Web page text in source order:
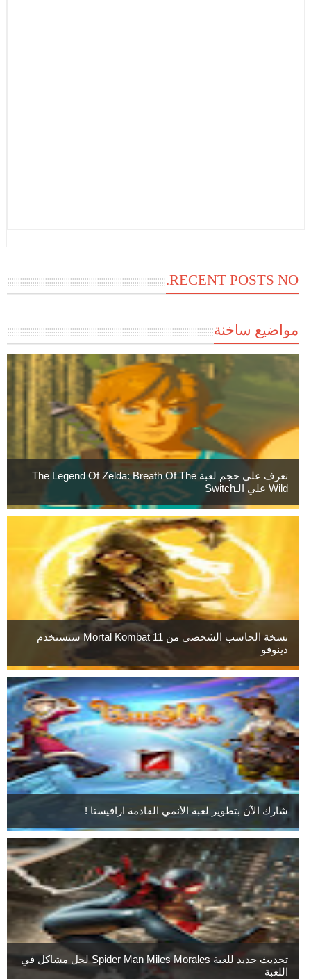
RECENT POSTS NO.
مواضيع ساخنة
تعرف علي حجم لعبة The Legend Of Zelda: Breath Of The
Wild علي الـSwitch
نسخة الحاسب الشخصي من Mortal Kombat 11 ستستخدم
دينوفو
شارك الآن بتطوير لعبة الأنمي القادمة ارافيستا !
تحديث جديد للعبة Spider Man Miles Morales لحل مشاكل في
اللعبة